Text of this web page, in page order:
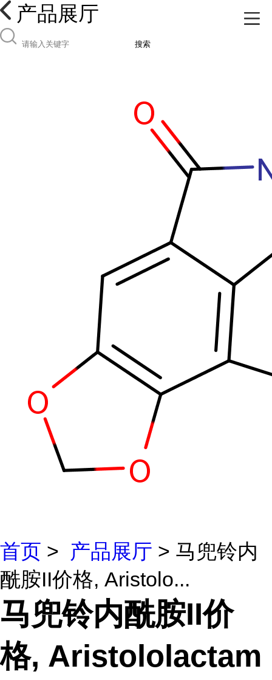
产品展厅
搜索
首页 > 产品展厅 > 马兜铃内
酰胺II价格, Aristolo...
马兜铃内酰胺II价
格, Aristololactam